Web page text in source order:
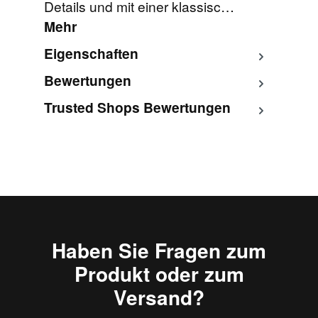
Details und mit einer klassisc…
Mehr
Eigenschaften
Bewertungen
Trusted Shops Bewertungen
Haben Sie Fragen zum
Produkt oder zum
Versand?